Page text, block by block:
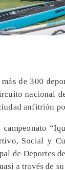
de 300
nacional
anfitrión
Social y
de Deportes
a través de